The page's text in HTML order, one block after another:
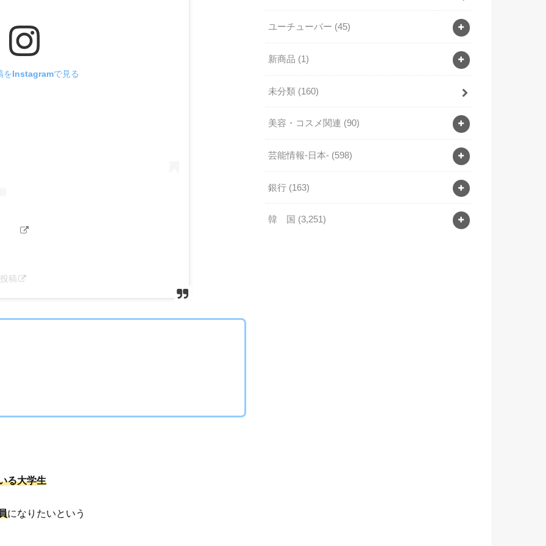
をInstagramで見る
稿
る大学生
になりたいという
ユーチューバー (45)
新商品 (1)
未分類 (160)
美容・コスメ関連 (90)
芸能情報-日本- (598)
銀行 (163)
韓 国 (3,251)